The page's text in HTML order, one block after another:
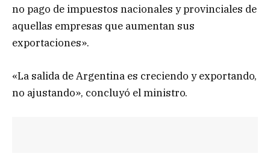
no pago de impuestos nacionales y provinciales de
aquellas empresas que aumentan sus
exportaciones».
«La salida de Argentina es creciendo y exportando,
no ajustando», concluyó el ministro.